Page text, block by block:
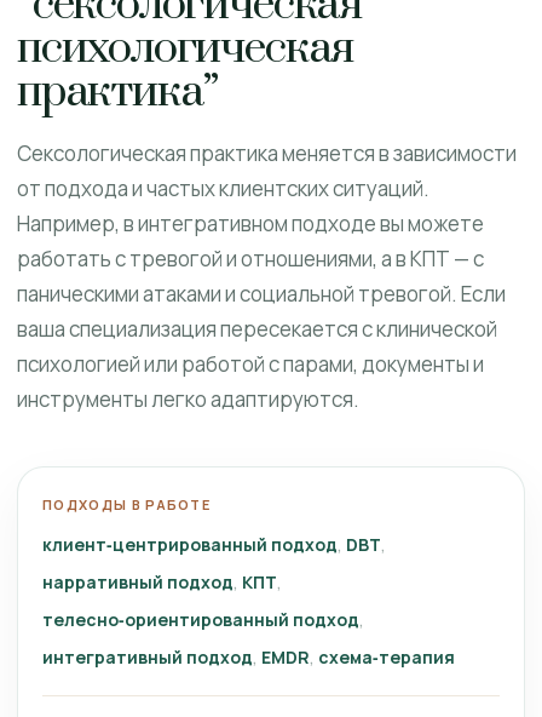
психологическая
практика”
Сексологическая практика меняется в зависимости
от подхода и частых клиентских ситуаций.
Например, в интегративном подходе вы можете
работать с тревогой и отношениями, а в КПТ — с
паническими атаками и социальной тревогой. Если
ваша специализация пересекается с клинической
психологией или работой с парами, документы и
инструменты легко адаптируются.
ПОДХОДЫ В РАБОТЕ
клиент‑центрированный подход DBT
нарративный подход КПТ
телесно‑ориентированный подход
интегративный подход EMDR схема‑терапия